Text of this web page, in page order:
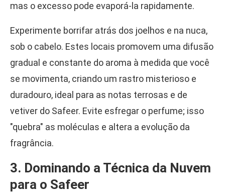
mas o excesso pode evaporá-la rapidamente.
Experimente borrifar atrás dos joelhos e na nuca,
sob o cabelo. Estes locais promovem uma difusão
gradual e constante do aroma à medida que você
se movimenta, criando um rastro misterioso e
duradouro, ideal para as notas terrosas e de
vetiver do Safeer. Evite esfregar o perfume; isso
"quebra" as moléculas e altera a evolução da
fragrância.
3. Dominando a Técnica da Nuvem
para o Safeer